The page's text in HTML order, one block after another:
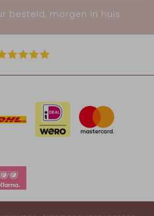
besteld, morgen in huis